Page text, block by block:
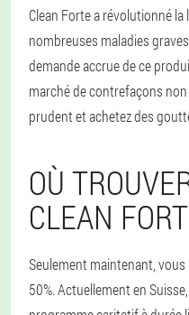
Clean Forte a révolutionné
nombreuses maladies
demande accrue de ce
marché de contrefaçons
prudent et achetez des
OÙ
CLEAN
Seulement maintenant,
50%. Actuellement en